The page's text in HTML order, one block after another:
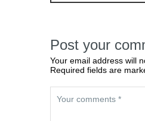
Post your
Your email address will
Required fields are